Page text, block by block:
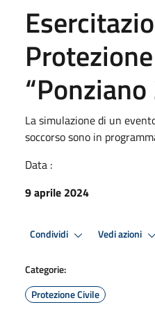
La simulazione di un
soccorso sono in
Data :
9 aprile 2024
Condividi Vedi azioni
Categorie:
Protezione Civile